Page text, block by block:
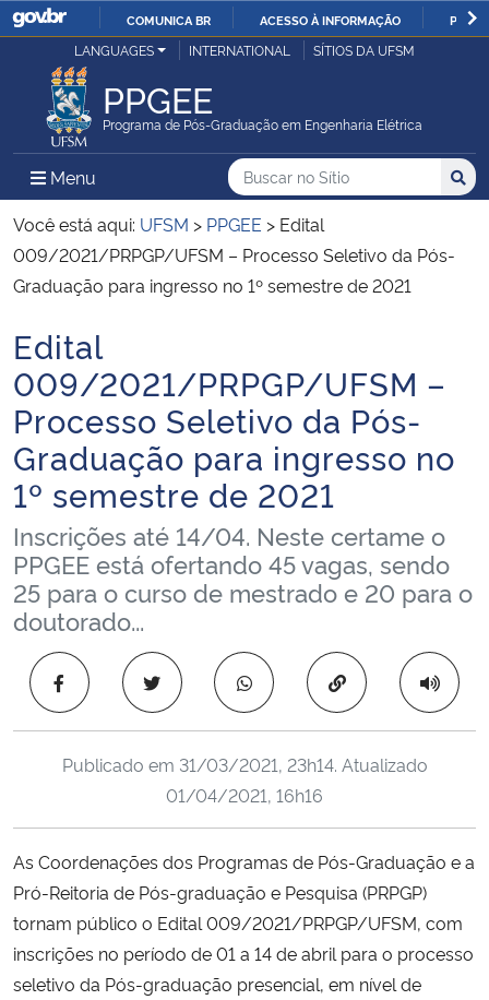
IR
COMUNICA BR ACESSO À INFORMAÇÃO
Ministério da Justiça e Segurança Pública
Ministério da Defesa
Ministério das Relações Exteriores
Ministério da Economia
Ministério da Infraestrutura
Ministério da Agricultura, Pecuária e Abastecimento
Ministério da Educação
Ministério da Cidadania
Ministério da Saúde
Ministério de Minas e Energia
Ministério da Ciência, Tecnologia, Inovações e Comunicações
Ministério do Desenvolvimento Regional
Ministério da Mulher, da Família e dos Direitos Humanos
LANGUAGES INTERNATIONAL SÍTIOS DA UFSM
PPGEE
Programa de Pós-Graduação em Engenharia Elétrica
Menu Menu Principal do Sítio
Busca
Buscar no no Sítio
Busca:
Você está aqui: UFSM > PPGEE > Edital
009/2021/PRPGP/UFSM – Processo Seletivo da Pós-
Graduação para ingresso no 1º semestre de 2021
Início do conteúdo
Edital
009/2021/PRPGP/UFSM –
Processo Seletivo da Pós-
Graduação para ingresso no
1º semestre de 2021
Inscrições até 14/04. Neste certame o
PPGEE está ofertando 45 vagas, sendo
25 para o curso de mestrado e 20 para o
doutorado...
Copiar para área
Publicado em 31/03/2021, 23h14. Atualizado
01/04/2021, 16h16
As Coordenações dos Programas de Pós-Graduação e a
Pró-Reitoria de Pós-graduação e Pesquisa (PRPGP)
tornam público o Edital 009/2021/PRPGP/UFSM, com
inscrições no período de 01 a 14 de abril para o processo
seletivo da Pós-graduação presencial, em nível de